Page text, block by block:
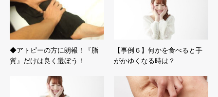
◆アトピーの方に朗報！『脂
質』だけは良く選ぼう！
【事例６】何かを食べると手
がかゆくなる時は？